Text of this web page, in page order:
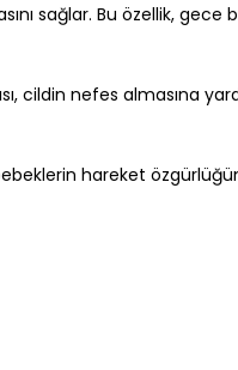
sağlar. Bu özellik,
cildin nefes almasına
hareket